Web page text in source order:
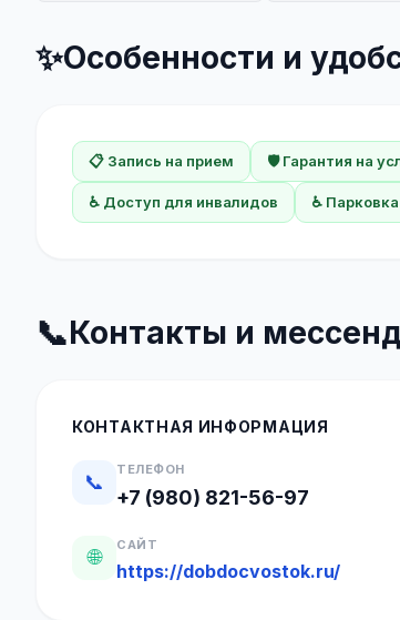
✨Особенности и
📋 Запись на прием 🛡️ Гарантия на
♿ Доступ для инвалидов ♿
📞Контакты и
КОНТАКТНАЯ ИНФОРМАЦИЯ
📞
ТЕЛЕФОН
+7 (980) 821-56-97
🌐
САЙТ
https://dobdocvostok.ru/